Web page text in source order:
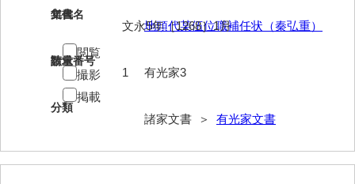
兼重家文書
兼田家文書
上村家文書
亀田家文書
11
文書名
地頭代某伍位職補任状（秦弘重）
請求番号
有光家3
分類
諸家文書 ＞ 有光家文書
年代
文永5年［1268］1月
数量
1
閲覧
撮影
掲載